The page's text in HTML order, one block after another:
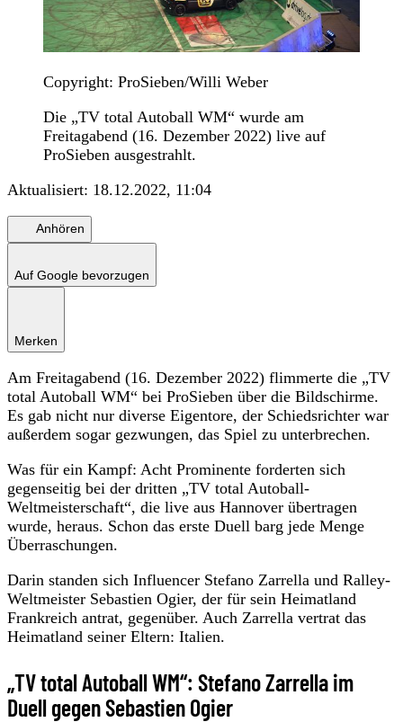
Copyright: ProSieben/Willi Weber
Die „TV total Autoball WM“ wurde am
Freitagabend (16. Dezember 2022) live auf
ProSieben ausgestrahlt.
Aktualisiert: 18.12.2022, 11:04
Anhören
Auf Google bevorzugen
Merken
Am Freitagabend (16. Dezember 2022) flimmerte die „TV
total Autoball WM“ bei ProSieben über die Bildschirme.
Es gab nicht nur diverse Eigentore, der Schiedsrichter war
außerdem sogar gezwungen, das Spiel zu unterbrechen.
Was für ein Kampf: Acht Prominente forderten sich
gegenseitig bei der dritten „TV total Autoball-
Weltmeisterschaft“, die live aus Hannover übertragen
wurde, heraus. Schon das erste Duell barg jede Menge
Überraschungen.
Darin standen sich Influencer Stefano Zarrella und Ralley-
Weltmeister Sebastien Ogier, der für sein Heimatland
Frankreich antrat, gegenüber. Auch Zarrella vertrat das
Heimatland seiner Eltern: Italien.
„TV total Autoball WM“: Stefano Zarrella im
Duell gegen Sebastien Ogier